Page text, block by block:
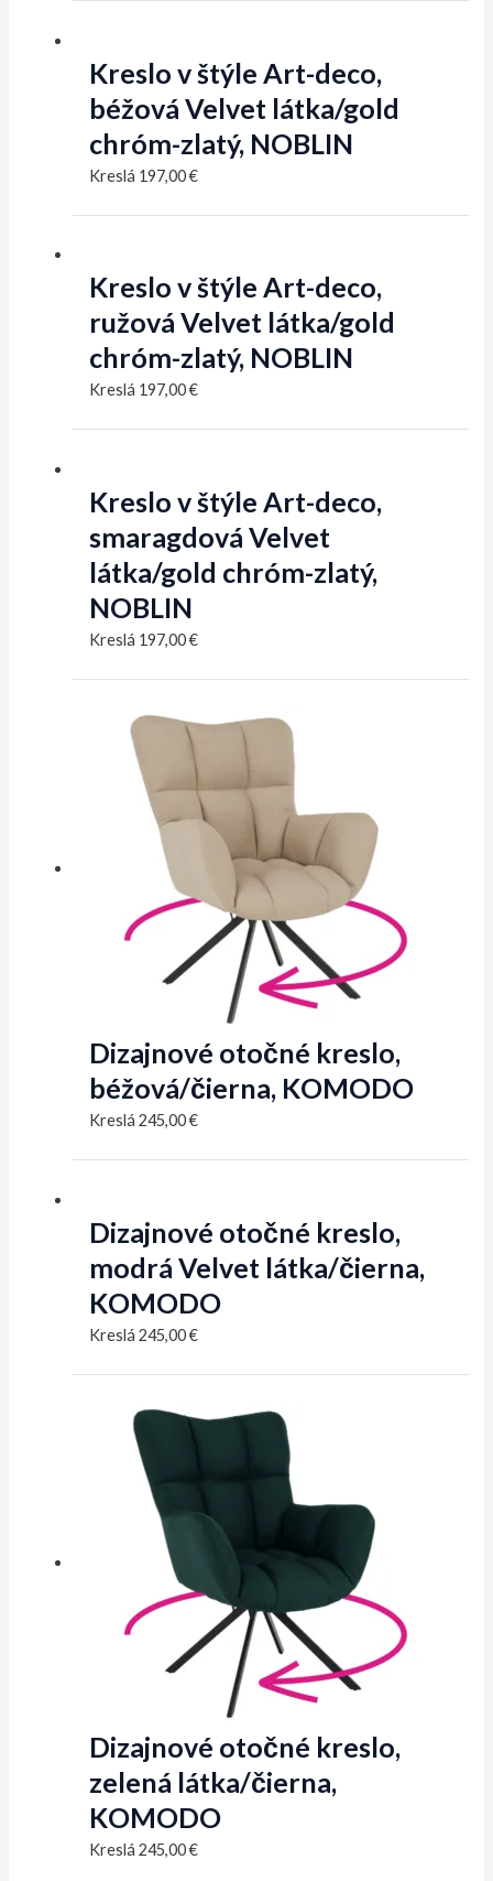
Kreslo v štýle Art-deco,
béžová Velvet látka/gold
chróm-zlatý, NOBLIN
Kreslá 197,00€
Kreslo v štýle Art-deco,
ružová Velvet látka/gold
chróm-zlatý, NOBLIN
Kreslá 197,00€
Kreslo v štýle Art-deco,
smaragdová Velvet
látka/gold chróm-zlatý,
NOBLIN
Kreslá 197,00€
Dizajnové otočné kreslo,
béžová/čierna, KOMODO
Kreslá 245,00€
Dizajnové otočné kreslo,
modrá Velvet látka/čierna,
KOMODO
Kreslá 245,00€
Dizajnové otočné kreslo,
zelená látka/čierna,
KOMODO
Kreslá 245,00€